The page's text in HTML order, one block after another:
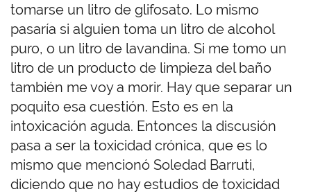
tomarse un litro de glifosato. Lo mismo
pasaría si alguien toma un litro de alcohol
puro, o un litro de lavandina. Si me tomo un
litro de un producto de limpieza del baño
también me voy a morir. Hay que separar un
poquito esa cuestión. Esto es en la
intoxicación aguda. Entonces la discusión
pasa a ser la toxicidad crónica, que es lo
mismo que mencionó Soledad Barruti,
diciendo que no hay estudios de toxicidad